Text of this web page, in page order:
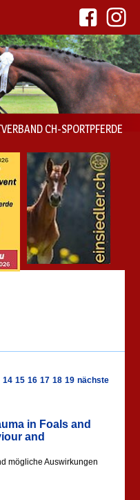
CH-SPORTPFERDE
14 15 16 17 18 19 nächste
in Foals and
and
mögliche Auswirkungen